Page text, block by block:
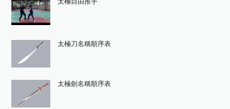
太極刀名稱順序表
太極劍名稱順序表